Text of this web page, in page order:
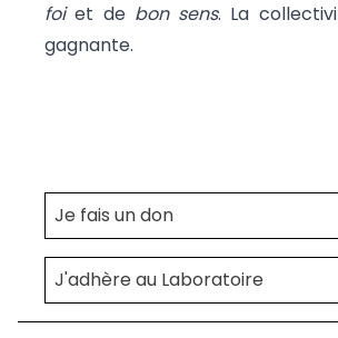
foiet de bon sens. La
gagnante.
Je fais un don
J'adhère au Laboratoire